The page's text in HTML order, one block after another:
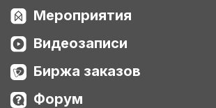
Мероприятия
Видеозаписи
Биржа заказов
Форум